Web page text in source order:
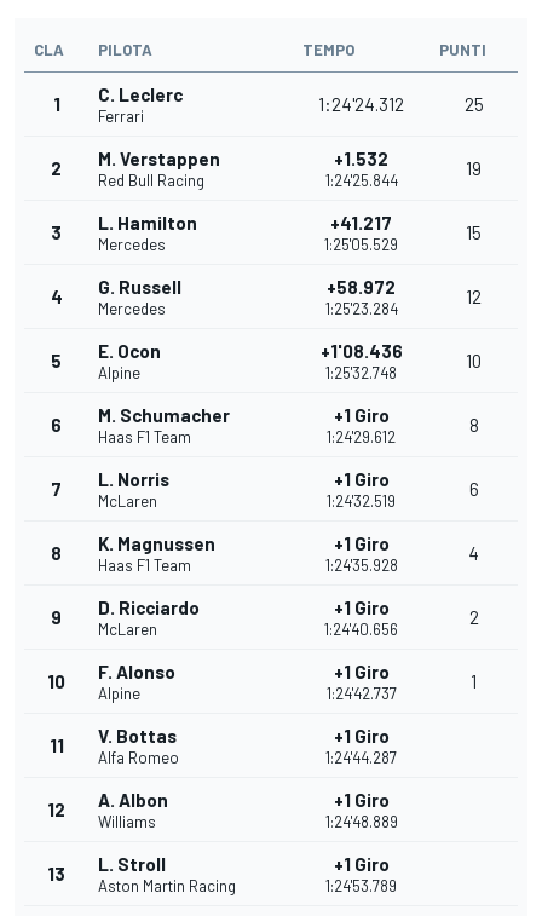
CLA PILOTA TEMPO PUNTI
1 C. Leclerc
Ferrari
1:24'24.312 25
2 M. Verstappen
Red Bull Racing
+1.532
1:24'25.844
19
3 L. Hamilton
Mercedes
+41.217
1:25'05.529
15
4 G. Russell
Mercedes
+58.972
1:25'23.284
12
5 E. Ocon
Alpine
+1'08.436
1:25'32.748
10
6 M. Schumacher
Haas F1 Team
+1 Giro
1:24'29.612
8
7 L. Norris
McLaren
+1 Giro
1:24'32.519
6
8 K. Magnussen
Haas F1 Team
+1 Giro
1:24'35.928
4
9 D. Ricciardo
McLaren
+1 Giro
1:24'40.656
2
10 F. Alonso
Alpine
+1 Giro
1:24'42.737
1
11 V. Bottas
Alfa Romeo
+1 Giro
1:24'44.287
12 A. Albon
Williams
+1 Giro
1:24'48.889
13 L. Stroll
Aston Martin Racing
+1 Giro
1:24'53.789